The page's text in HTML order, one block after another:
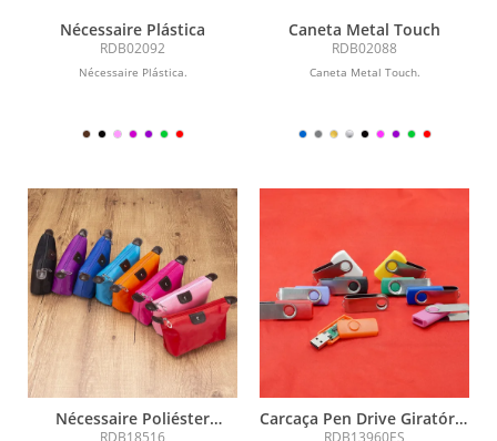
Nécessaire Plástica
RDB02092
Nécessaire Plástica.
Caneta Metal Touch
RDB02088
Caneta Metal Touch.
Nécessaire Poliéster
Carcaça Pen Drive Giratório